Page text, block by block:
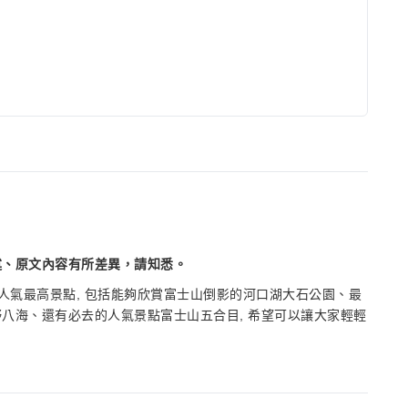
原文內容有所差異，請知悉。
氣最高景點, 包括能夠欣賞富士山倒影的河口湖大石公園、最
海、還有必去的人氣景點富士山五合目, 希望可以讓大家輕輕